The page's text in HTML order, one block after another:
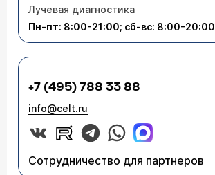
Лучевая диагностика
Пн-пт: 8:00-21:00; сб-вс: 8:00-20:00
+7 (495) 788 33 88
info@celt.ru
Сотрудничество для партнеров